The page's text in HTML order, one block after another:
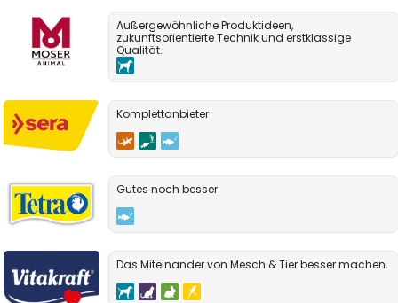
Außergewöhnliche Produktideen,
zukunftsorientierte Technik und erstklassige
Qualität.
Komplettanbieter
Gutes noch besser
Das Miteinander von Mesch & Tier besser machen.